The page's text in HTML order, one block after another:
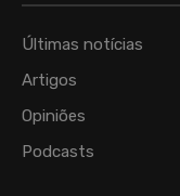
Últimas notícias
Artigos
Opiniões
Podcasts